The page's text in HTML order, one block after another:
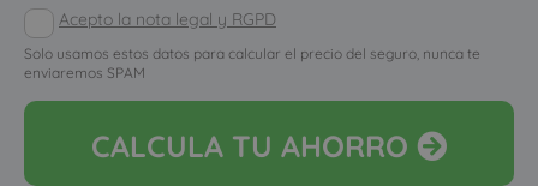
Acepto la nota legal y RGPD
Solo usamos estos datos para calcular el precio del seguro, nunca te
enviaremos SPAM
CALCULA TU AHORRO